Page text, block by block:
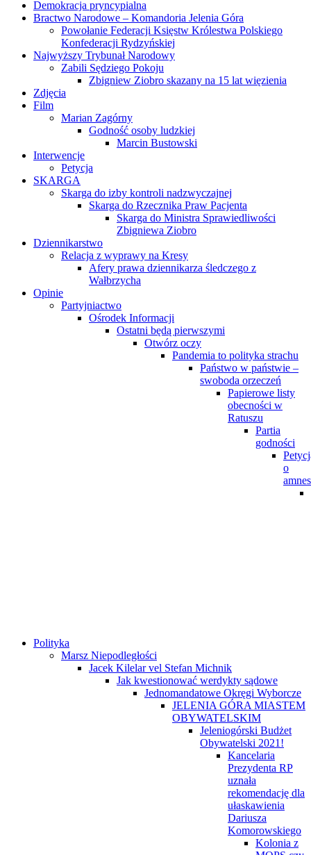
Demokracja pryncypialna
Bractwo Narodowe – Komandoria Jelenia Góra
Powołanie Federacji Księstw Królestwa Polskiego
Konfederacji Rydzyńskiej
Najwyższy Trybunał Narodowy
Zabili Sędziego Pokoju
Zbigniew Ziobro skazany na 15 lat więzienia
Zdjęcia
Film
Marian Zagórny
Godność osoby ludzkiej
Marcin Bustowski
Interwencje
Petycja
SKARGA
Skarga do izby kontroli nadzwyczajnej
Skarga do Rzecznika Praw Pacjenta
Skarga do Ministra Sprawiedliwości
Zbigniewa Ziobro
Dziennikarstwo
Relacja z wyprawy na Kresy
Afery prawa dziennikarza śledczego z
Wałbrzycha
Opinie
Partyjniactwo
Ośrodek Informacji
Ostatni będą pierwszymi
Otwórz oczy
Pandemia to polityka strachu
Państwo w państwie –
swoboda orzeczeń
Papierowe listy
obecności w
Ratuszu
Partia
godności
o
Polityka
Marsz Niepodległości
Jacek Kilelar vel Stefan Michnik
Jak kwestionować werdykty sądowe
Jednomandatowe Okręgi Wyborcze
JELENIA GÓRA MIASTEM
OBYWATELSKIM
Jeleniogórski Budżet
Obywatelski 2021!
Kancelaria
Prezydenta RP
uznała
rekomendację dla
ułaskawienia
Dariusza
Komorowskiego
Kolonia z